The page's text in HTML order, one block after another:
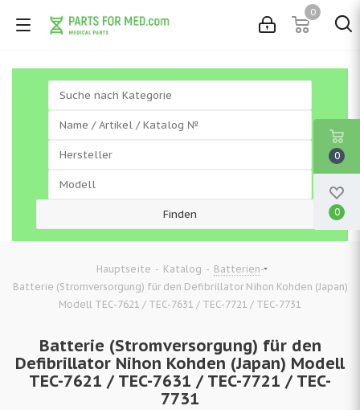
0
Hauptseite - Katalog - Batterien-
Batterie (Stromversorgung) für den Defibrillator Nihon Kohden (Japan)
Modell TEC-7621 / TEC-7631 / TEC-7721 / TEC-7731
Batterie (Stromversorgung) für den
Defibrillator Nihon Kohden (Japan) Modell
TEC-7621 / TEC-7631 / TEC-7721 / TEC-
7731
0
0